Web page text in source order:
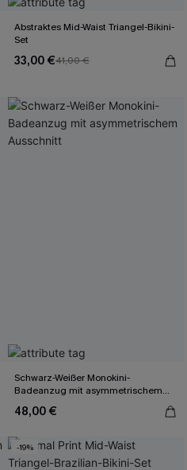
Abstraktes Mid-Waist Triangel-Bikini-
Set
33,00 €41,00 €
Schwarz-Weißer Monokini-
Badeanzug mit asymmetrischem
48,00 €
-19%